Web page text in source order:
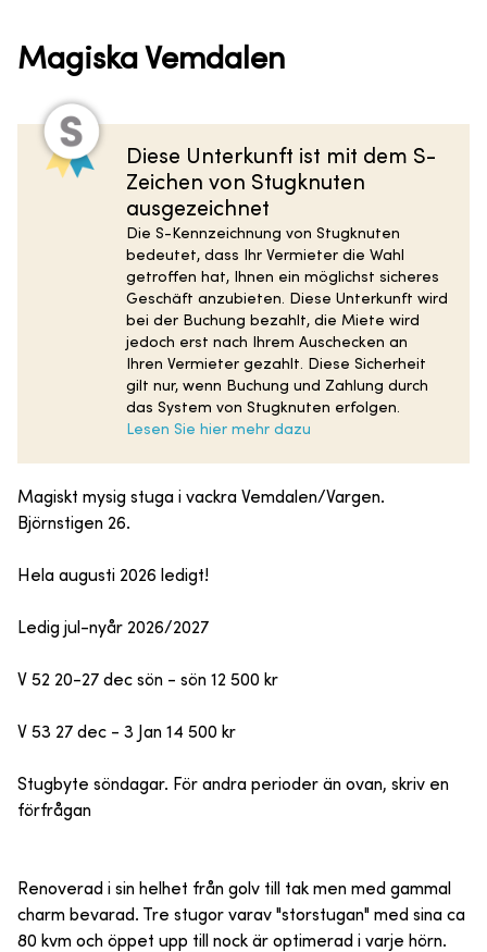
Magiska Vemdalen
Diese Unterkunft ist mit dem S-
Zeichen von Stugknuten
ausgezeichnet
Die S-Kennzeichnung von Stugknuten
bedeutet, dass Ihr Vermieter die Wahl
getroffen hat, Ihnen ein möglichst sicheres
Geschäft anzubieten. Diese Unterkunft wird
bei der Buchung bezahlt, die Miete wird
jedoch erst nach Ihrem Auschecken an
Ihren Vermieter gezahlt. Diese Sicherheit
gilt nur, wenn Buchung und Zahlung durch
das System von Stugknuten erfolgen.
Lesen Sie hier mehr dazu
Magiskt mysig stuga i vackra Vemdalen/Vargen.
Björnstigen 26.
Hela augusti 2026 ledigt!
Ledig jul-nyår 2026/2027
V 52 20-27 dec sön - sön 12 500 kr
V 53 27 dec - 3 Jan 14 500 kr
Stugbyte söndagar. För andra perioder än ovan, skriv en
förfrågan
Renoverad i sin helhet från golv till tak men med gammal
charm bevarad. Tre stugor varav "storstugan" med sina ca
80 kvm och öppet upp till nock är optimerad i varje hörn.